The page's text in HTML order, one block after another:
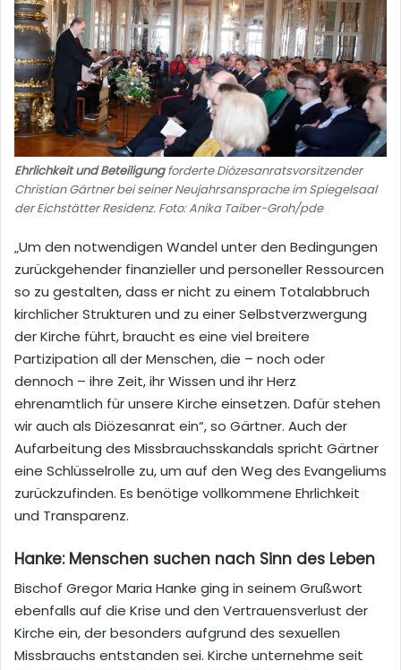
Ehrlichkeit und Beteiligungforderte Diözesanratsvorsitzender
Christian Gärtner bei seiner Neujahrsansprache im Spiegelsaal
der Eichstätter Residenz. Foto: Anika Taiber-Groh/pde
„Um den notwendigen Wandel unter den Bedingungen
zurückgehender finanzieller und personeller Ressourcen
so zu gestalten, dass er nicht zu einem Totalabbruch
kirchlicher Strukturen und zu einer Selbstverzwergung
der Kirche führt, braucht es eine viel breitere
Partizipation all der Menschen, die – noch oder
dennoch – ihre Zeit, ihr Wissen und ihr Herz
ehrenamtlich für unsere Kirche einsetzen. Dafür stehen
wir auch als Diözesanrat ein“, so Gärtner. Auch der
Aufarbeitung des Missbrauchsskandals spricht Gärtner
eine Schlüsselrolle zu, um auf den Weg des Evangeliums
zurückzufinden. Es benötige vollkommene Ehrlichkeit
und Transparenz.
Hanke: Menschen suchen nach Sinn des Leben
Bischof Gregor Maria Hanke ging in seinem Grußwort
ebenfalls auf die Krise und den Vertrauensverlust der
Kirche ein, der besonders aufgrund des sexuellen
Missbrauchs entstanden sei. Kirche unternehme seit